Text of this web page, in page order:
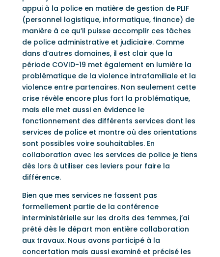
appui à la police en matière de gestion de PLIF
(personnel logistique, informatique, finance) de
manière à ce qu’il puisse accomplir ces tâches
de police administrative et judiciaire. Comme
dans d’autres domaines, il est clair que la
période COVID-19 met également en lumière la
problématique de la violence intrafamiliale et la
violence entre partenaires. Non seulement cette
crise révèle encore plus fort la problématique,
mais elle met aussi en évidence le
fonctionnement des différents services dont les
services de police et montre où des orientations
sont possibles voire souhaitables. En
collaboration avec les services de police je tiens
dès lors à utiliser ces leviers pour faire la
différence.
Bien que mes services ne fassent pas
formellement partie de la conférence
interministérielle sur les droits des femmes, j’ai
prêté dès le départ mon entière collaboration
aux travaux. Nous avons participé à la
concertation mais aussi examiné et précisé les